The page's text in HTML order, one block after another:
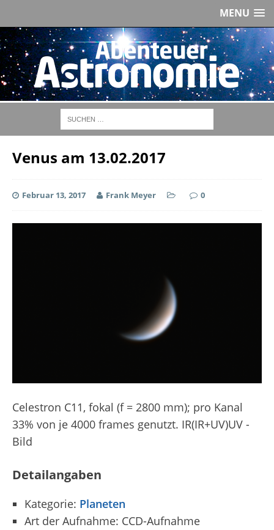
MENU
Venus am 13.02.2017
Februar 13, 2017 Frank Meyer 0
Celestron C11, fokal (f = 2800 mm); pro Kanal
33% von je 4000 frames genutzt. IR(IR+UV)UV -
Bild
Detailangaben
Kategorie: Planeten
Art der Aufnahme: CCD-Aufnahme